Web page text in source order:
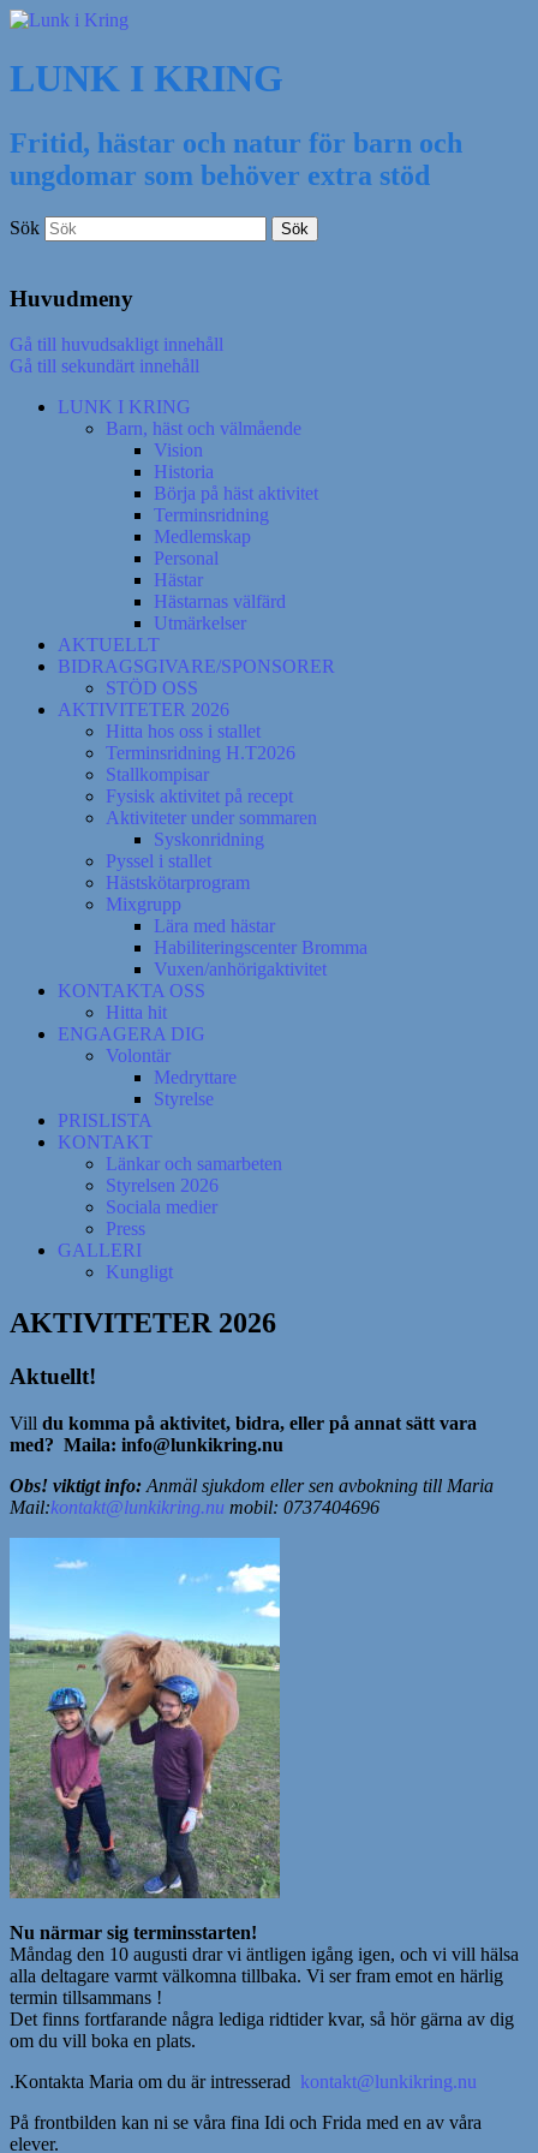
LUNK I KRING
Fritid, hästar och natur för barn och
ungdomar som behöver extra stöd
Sök
Huvudmeny
Gå till huvudsakligt innehåll
Gå till sekundärt innehåll
LUNK I KRING
Barn, häst och välmående
Vision
Historia
Börja på häst aktivitet
Terminsridning
Medlemskap
Personal
Hästar
Hästarnas välfärd
Utmärkelser
AKTUELLT
BIDRAGSGIVARE/SPONSORER
STÖD OSS
AKTIVITETER 2026
Hitta hos oss i stallet
Terminsridning H.T2026
Stallkompisar
Fysisk aktivitet på recept
Aktiviteter under sommaren
Syskonridning
Pyssel i stallet
Hästskötarprogram
Mixgrupp
Lära med hästar
Habiliteringscenter Bromma
Vuxen/anhörigaktivitet
KONTAKTA OSS
Hitta hit
ENGAGERA DIG
Volontär
Medryttare
Styrelse
PRISLISTA
KONTAKT
Länkar och samarbeten
Styrelsen 2026
Sociala medier
Press
GALLERI
Kungligt
AKTIVITETER 2026
Aktuellt!
Vill du komma på aktivitet, bidra, eller på annat sätt vara
med? Maila: info@lunkikring.nu
Obs! viktigt info: Anmäl sjukdom eller sen avbokning till Maria
Mail:kontakt@lunkikring.nu mobil: 0737404696
Nu närmar sig terminsstarten!
Måndag den 10 augusti drar vi äntligen igång igen, och vi vill hälsa
alla deltagare varmt välkomna tillbaka. Vi ser fram emot en härlig
termin tillsammans !
Det finns fortfarande några lediga ridtider kvar, så hör gärna av dig
om du vill boka en plats.
.Kontakta Maria om du är intresserad kontakt@lunkikring.nu
På frontbilden kan ni se våra fina Idi och Frida med en av våra
elever.